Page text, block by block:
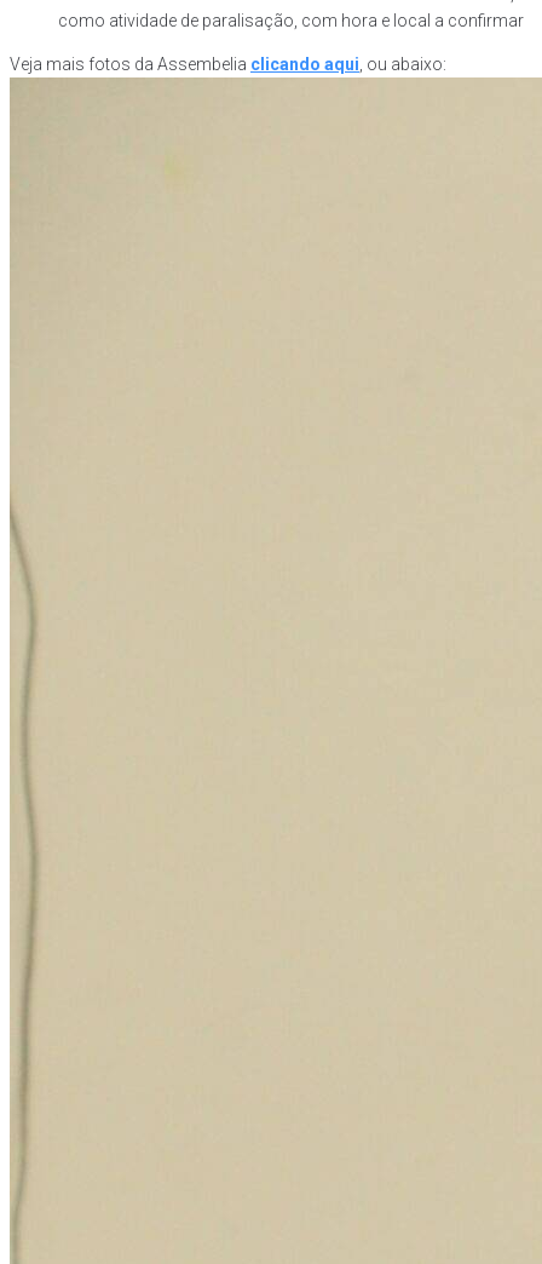
como atividade de paralisação, com hora e local a confirmar
Veja mais fotos da Assembelia clicando aqui , ou abaixo: